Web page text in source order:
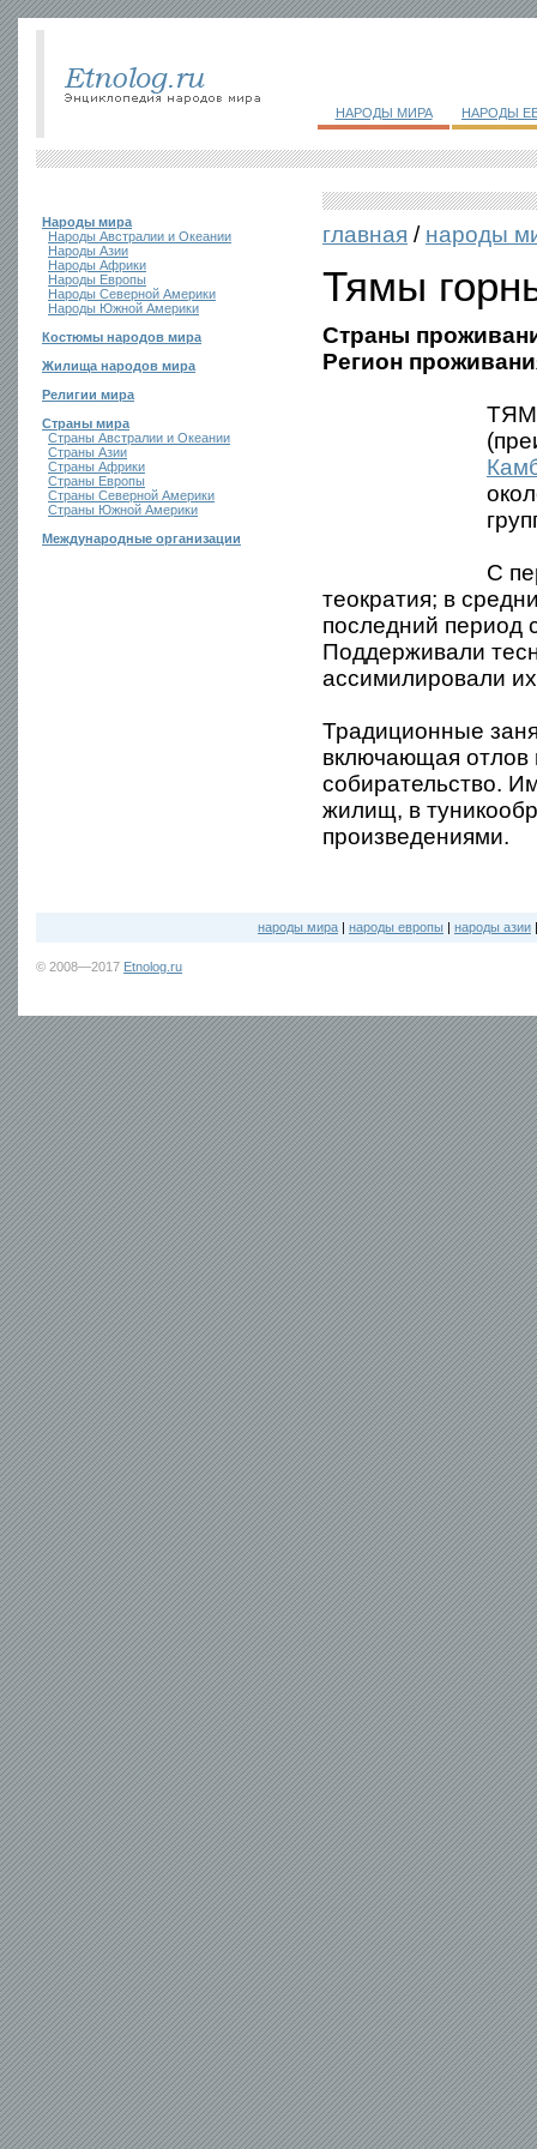
НАРОДЫ МИРА НАРОДЫ
Народы мира
Народы Австралии и Океании
Народы Азии
Народы Африки
Народы Европы
Народы Северной Америки
Народы Южной Америки
Костюмы народов мира
Жилища народов мира
Религии мира
Страны мира
Страны Австралии и Океании
Страны Азии
Страны Африки
Страны Европы
Страны Северной Америки
Страны Южной Америки
Международные организации
главная / народы
Тямы
Страны
Регион
С
теократия; в
последний период
Поддерживали
ассимилировали
Традиционные
включающая отлов
собирательство.
жилищ, в
произведениями.
народы мира | народы европы | народы азии
© 2008—2017 Etnolog.ru